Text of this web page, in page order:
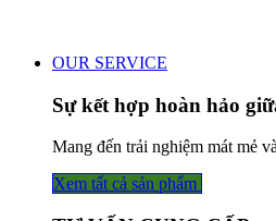
OUR SERVICE
Sự kết hợp hoàn hảo
Mang đến trải nghiệm mát mẻ
Xem tất cả sản phẩm